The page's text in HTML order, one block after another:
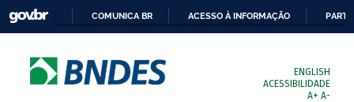
COMUNICA BR ACESSO À INFORMAÇÃO
ENGLISH
ACESSIBILIDADE
A+ A-